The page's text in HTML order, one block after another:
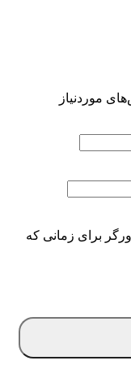
موردنیاز
برای زمانی که